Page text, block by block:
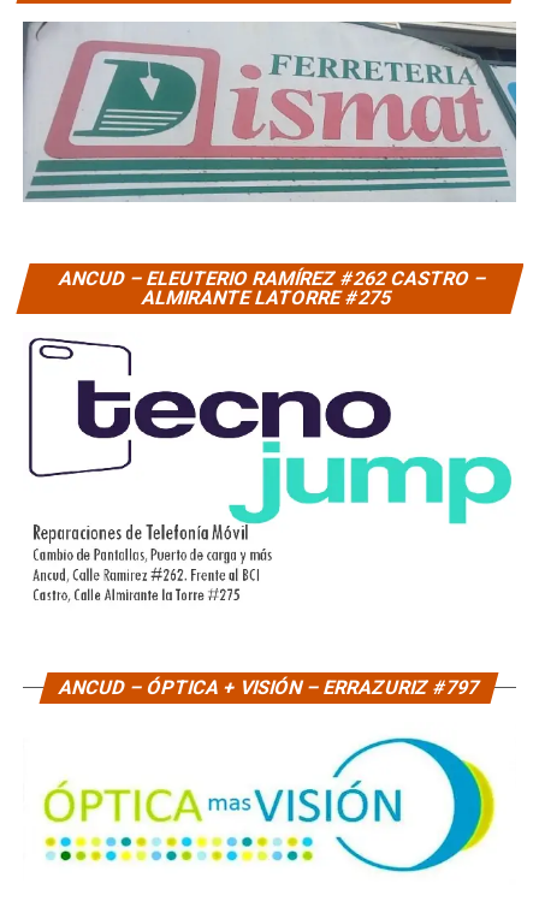
ANCUD – ELEUTERIO RAMÍREZ #262 CASTRO –
ALMIRANTE LATORRE #275
ANCUD – ÓPTICA + VISIÓN – ERRAZURIZ #797